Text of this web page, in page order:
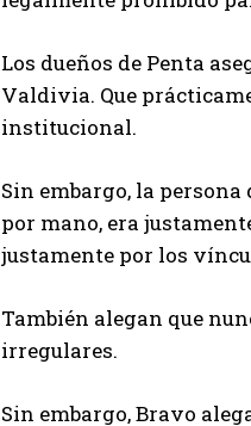
Los dueños de Penta
Valdivia. Que
institucional.
Sin embargo, la
por mano, era
justamente por los
También alegan que
irregulares.
Sin embargo, Bravo